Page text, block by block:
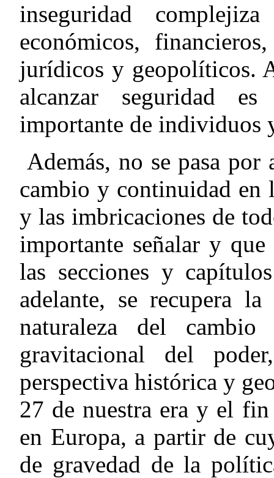
inseguridad
económicos,
jurídicos y geopolíticos.
alcanzar seguridad
importante de individuos
Además, no se pasa
cambio y continuidad en
y las imbricaciones de
importante señalar y
las secciones y
adelante, se recupera
naturaleza del
gravitacional del
perspectiva histórica y
27 de nuestra era y el
en Europa, a partir de
de gravedad de la